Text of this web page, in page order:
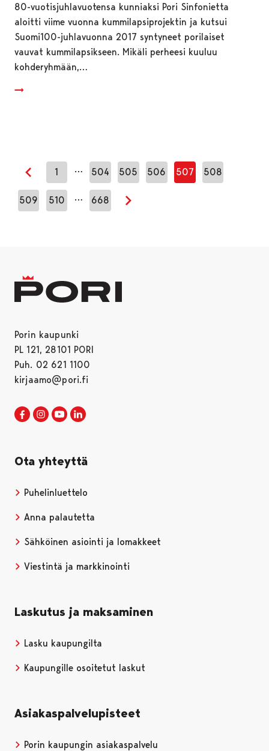
80-vuotisjuhlavuotensa kunniaksi Pori Sinfonietta
aloitti viime vuonna kummilapsiprojektin ja kutsui
Suomi100-juhlavuonna 2017 syntyneet porilaiset
vauvat kummilapsikseen. Mikäli perheesi kuuluu
kohderyhmään,…
Edellinen sivu
1 … 504 505 506 507 508
509 510 … 668
Seuraava sivu
Porin kaupunki
PL 121, 28101 PORI
Puh. 02 621 1100
kirjaamo@pori.fi
Porin kaupunki Facebookissa
Avautuu uudessa välilehdessä
Porin kaupunki Instagramissa
Avautuu uudessa välilehdessä
Porin kaupunki Youtubessa
Avautuu uudessa välilehdessä
Ota yhteyttä
Puhelinluettelo
Anna palautetta
Sähköinen asiointi ja lomakkeet
Viestintä ja markkinointi
Laskutus ja maksaminen
Lasku kaupungilta
Kaupungille osoitetut laskut
Asiakaspalvelupisteet
Porin kaupungin asiakaspalvelu